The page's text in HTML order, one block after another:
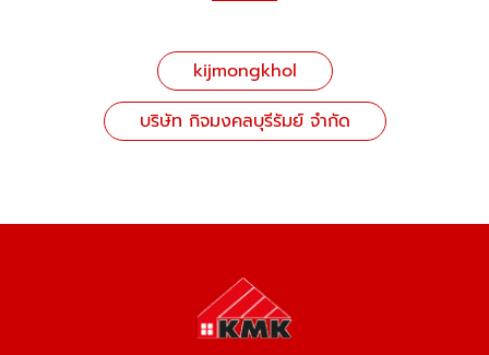
kijmongkhol
บริษัท กิจมงคลบุรีรัมย์ จำกัด